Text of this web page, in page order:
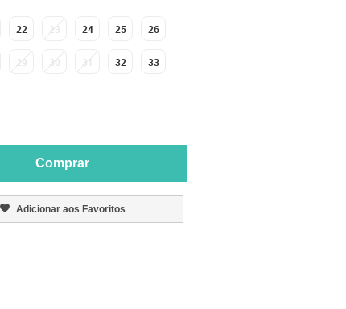
22 24 25 26
32 33
Comprar
Adicionar aos Favoritos